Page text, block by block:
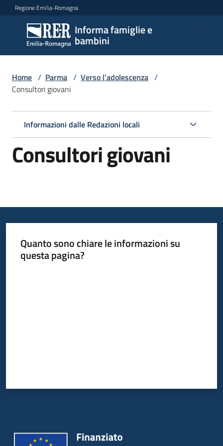
Vai al contenuto
Vai alla navigazione
Vai al footer
Regione Emilia-Romagna
Informa famiglie e
bambini
Informa
famiglie
e
bambini
Argomenti
Servizi
le
Informazioni
Home / Parma / Verso l'adolescenza /
Consultori giovani
Informazioni dalle Redazioni locali
Consultori giovani
Quanto sono chiare le informazioni su
questa pagina?